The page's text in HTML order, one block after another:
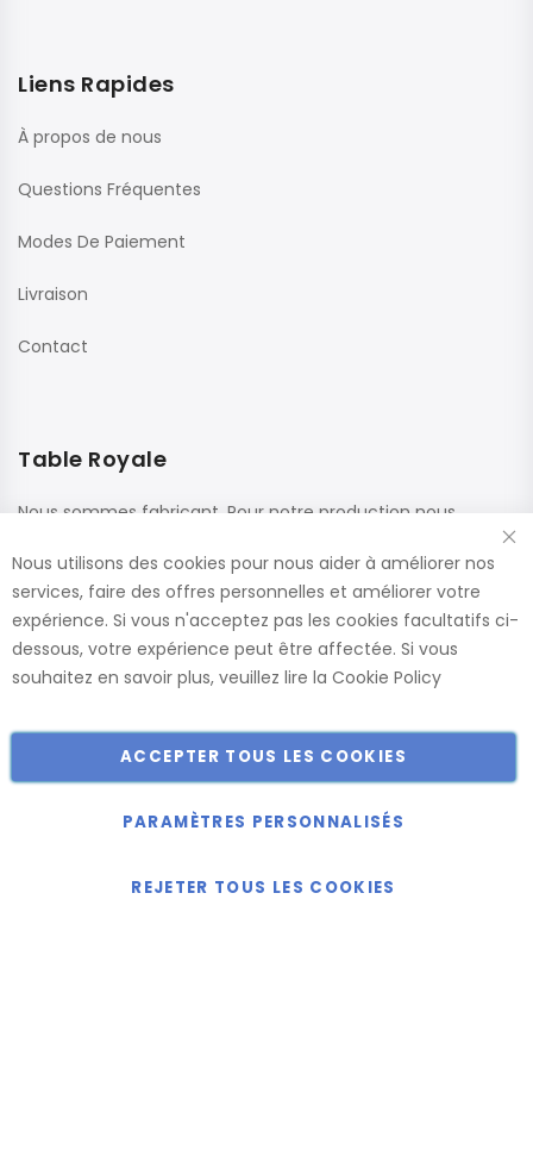
Liens Rapides
À propos de nous
Questions Fréquentes
Modes De Paiement
Livraison
Contact
Table Royale
Nous sommes fabricant. Pour notre production nous
renommés. Ces panneaux sont confectionnés dans nos
usines, ce qui nous permet de vous offrir le plus large choix
de dimensions et de finitions.
Catalogue
Tous droits réservés.
Nous utilisons des cookies pour nous aider à améliorer nos
services, faire des offres personnelles et améliorer votre
expérience. Si vous n'acceptez pas les cookies facultatifs ci-
dessous, votre expérience peut être affectée. Si vous
souhaitez en savoir plus, veuillez lire la Cookie Policy
ACCEPTER TOUS LES COOKIES
PARAMÈTRES PERSONNALISÉS
REJETER TOUS LES COOKIES